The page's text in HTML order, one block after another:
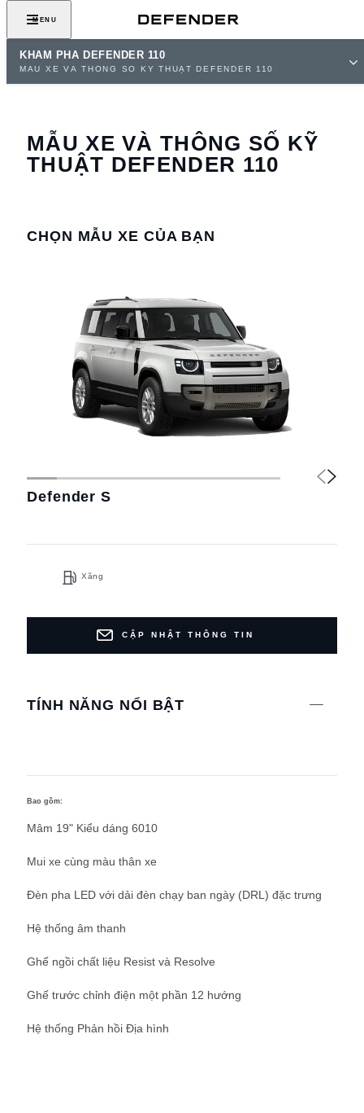
MENU
KHÁM PHÁ DEFENDER 110
MẪU XE VÀ THÔNG SỐ KỸ THUẬT DEFENDER 110
MẪU XE VÀ THÔNG SỐ KỸ
THUẬT DEFENDER 110
CHỌN MẪU XE CỦA BẠN
Defender S
Xăng
CẬP NHẬT THÔNG TIN
TÍNH NĂNG NỔI BẬT
Bao gồm:
Mâm 19" Kiểu dáng 6010
Mui xe cùng màu thân xe
Đèn pha LED với dải đèn chạy ban ngày (DRL) đặc trưng
Hệ thống âm thanh
Ghế ngồi chất liệu Resist và Resolve
Ghế trước chỉnh điện một phần 12 hướng
Hệ thống Phản hồi Địa hình